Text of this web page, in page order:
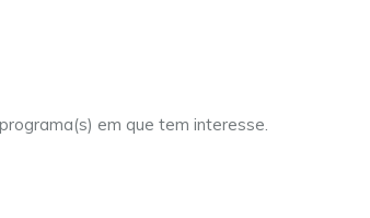
em que tem interesse.